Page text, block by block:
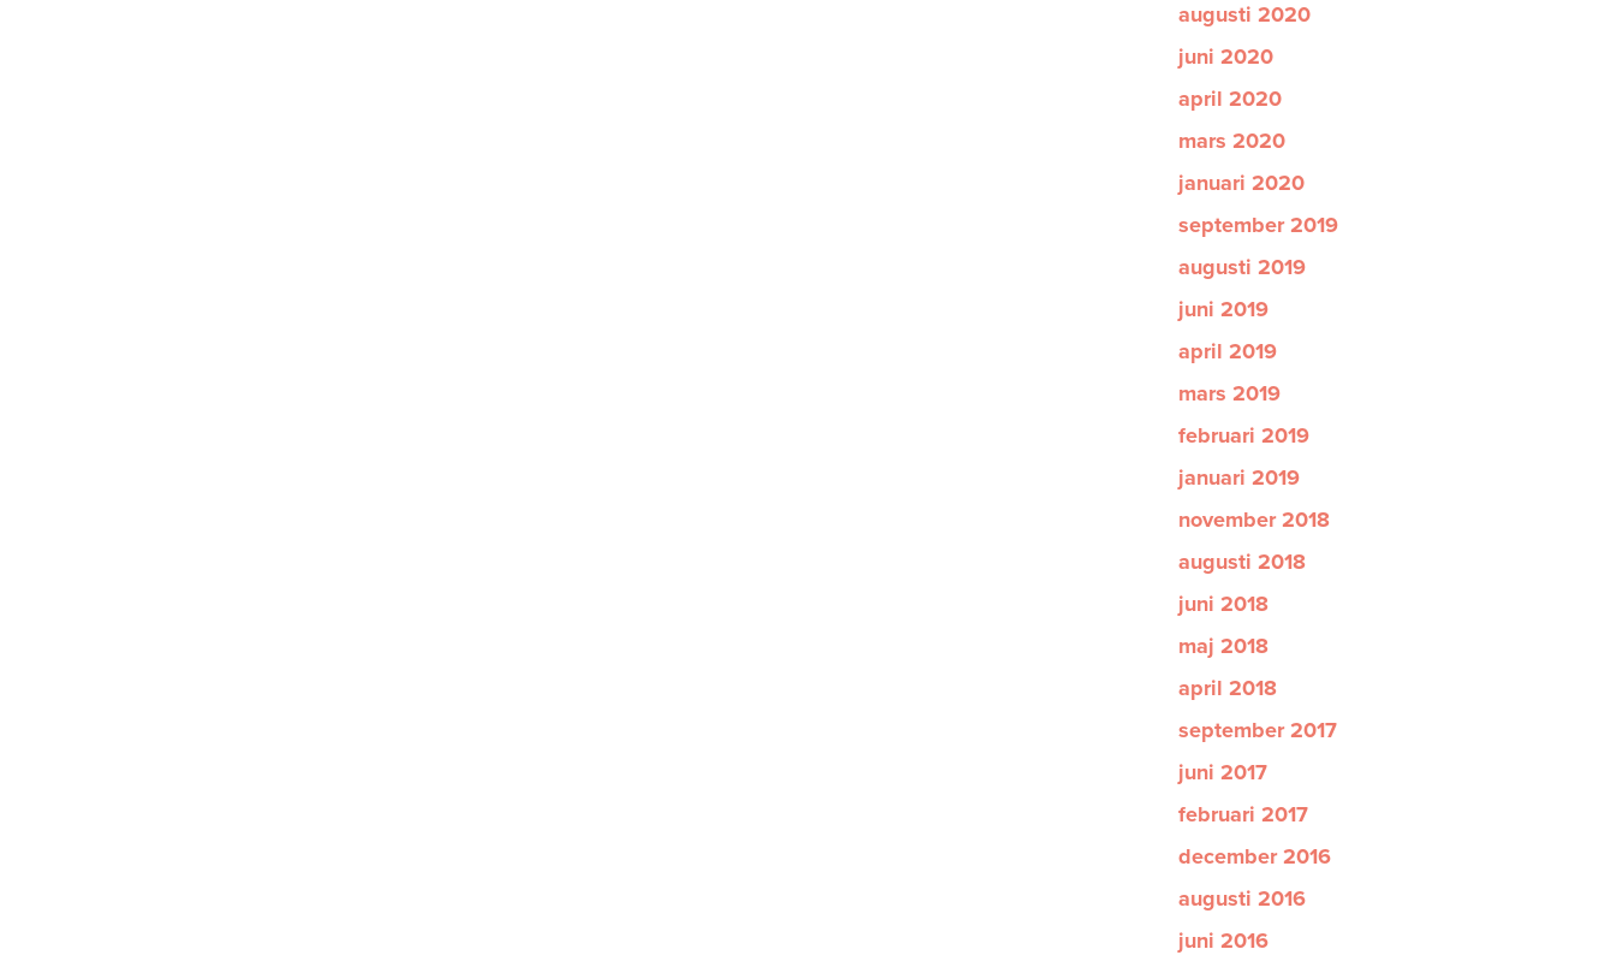
augusti 2020
juni 2020
april 2020
mars 2020
januari 2020
september 2019
augusti 2019
juni 2019
april 2019
mars 2019
februari 2019
januari 2019
november 2018
augusti 2018
juni 2018
maj 2018
april 2018
september 2017
juni 2017
februari 2017
december 2016
augusti 2016
juni 2016